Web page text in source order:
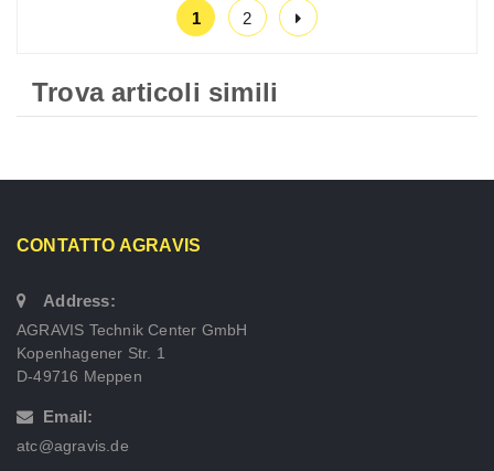
1 2
Trova articoli simili
CONTATTO AGRAVIS
Address:
AGRAVIS Technik Center GmbH
Kopenhagener Str. 1
D-49716 Meppen
Email:
atc@agravis.de